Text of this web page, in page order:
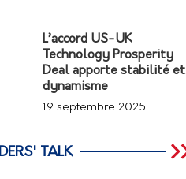
L’accord US-UK
Technology Prosperity
Deal apporte stabilité et
dynamisme
19 septembre 2025
TALK